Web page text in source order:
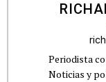
Periodista
Noticias y